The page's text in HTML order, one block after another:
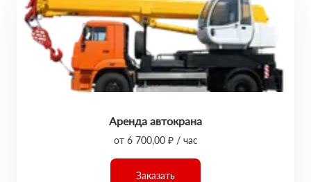
Аренда автокрана
от 6 700,00 ₽ / час
Заказать